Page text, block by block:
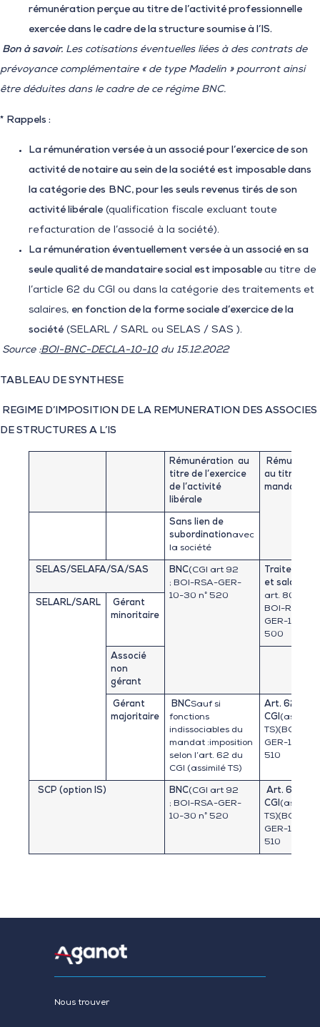
rémunération perçue au titre de l’activité professionnelle
exercée dans le cadre de la structure soumise à l’IS.
Bon à savoir. Les cotisations éventuelles liées à des contrats de
prévoyance complémentaire « de type Madelin » pourront ainsi
être déduites dans le cadre de ce régime BNC.
* Rappels :
La rémunération versée à un associé pour l’exercice de son
activité de notaire au sein de la société est imposable dans
la catégorie des BNC, pour les seuls revenus tirés de son
activité libérale (qualification fiscale excluant toute
refacturation de l’associé à la société).
La rémunération éventuellement versée à un associé en sa
seule qualité de mandataire social est imposable au titre de
l’article 62 du CGI ou dans la catégorie des traitements et
salaires, en fonction de la forme sociale d’exercice de la
société (SELARL / SARL ou SELAS / SAS ).
Source :BOI-BNC-DECLA-10-10du 15.12.2022
TABLEAU DE SYNTHESE
REGIME D’IMPOSITION DE LA REMUNERATION DES ASSOCIES
DE STRUCTURES A L’IS
Rémunération au
titre de l’exercice
de l’activité
libérale
au titre du
mandat
Sans lien de
subordinationavec
la société
SELAS/SELAFA/SA/SAS BNC(CGI art 92
; BOI-RSA-GER-
10-30 n° 520
Traitements
et salaires
art. 80 ter ;
BOI-RSA-
GER-10-30
500
SELARL/SARL
Gérant
minoritaire
Associé
non
gérant
Gérant
majoritaire
BNCSauf si
fonctions
indissociables du
mandat :imposition
selon l’art. 62 du
CGI (assimilé TS)
Art. 62 du
CGI(assimilé
TS)(BOI-
GER-10-30
510
SCP (option IS) BNC(CGI art 92
; BOI-RSA-GER-
10-30 n° 520
Art. 62 du
CGI(assimilé
TS)(BOI-
GER-10-30
510
Nous trouver